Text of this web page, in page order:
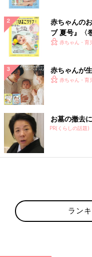
赤ちゃんの
ブ 夏号』〈
く！ おっぱ
赤ちゃん・育
赤ちゃんが
赤ちゃん・育
お墓の撤去
PR(くらしの話題)
ラン